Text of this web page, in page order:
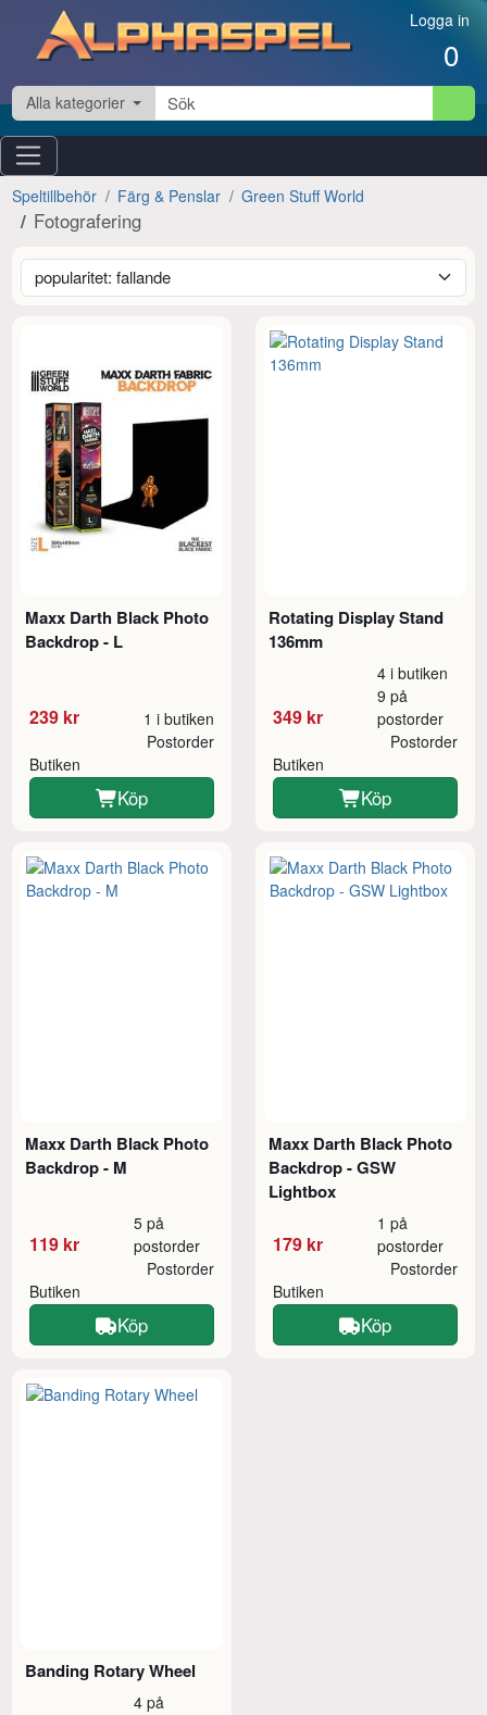
Hoppa till innehåll Logga in
0
Alla kategorier
Speltillbehör Färg & Penslar Green Stuff World
Fotografering
Maxx Darth Black Photo
Backdrop - L
239 kr 1 i butiken
Butiken
Postorder
Köp
Rotating Display Stand
136mm
349 kr
4 i butiken
9 på
postorder
Butiken
Postorder
Köp
Maxx Darth Black Photo
Backdrop - M
119 kr
5 på
postorder
Butiken
Postorder
Köp
Maxx Darth Black Photo
Backdrop - GSW
Lightbox
179 kr
1 på
postorder
Butiken
Postorder
Köp
Banding Rotary Wheel
4 på